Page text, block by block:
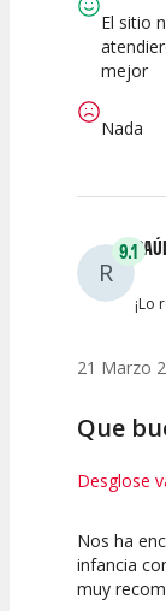
Espectáculo
El sitio
mejor
Nada
R
9.1
¡Lo
21 Marzo
Que
Desglose
7.5
Calidad del
Nos ha
infancia
muy